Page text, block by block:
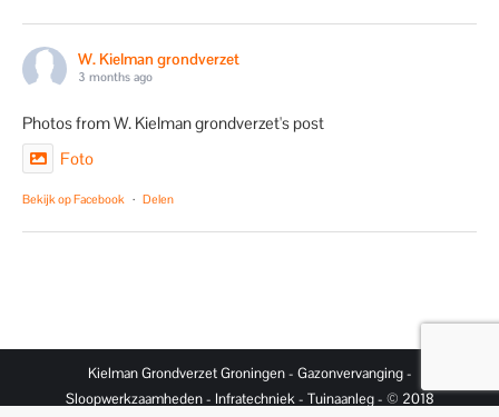
W. Kielman grondverzet
3 months ago
Photos from W. Kielman grondverzet's post
Foto
Bekijk op Facebook · Delen
Kielman Grondverzet Groningen - Gazonvervanging -
Sloopwerkzaamheden - Infratechniek - Tuinaanleg - © 2018